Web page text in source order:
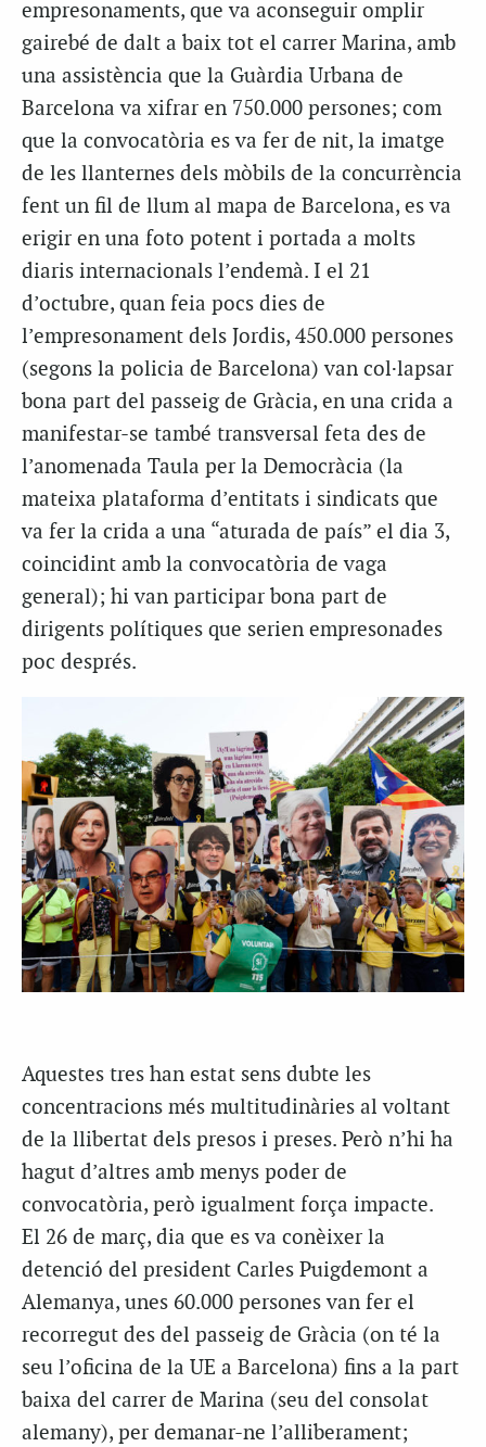
empresonaments, que va aconseguir omplir
gairebé de dalt a baix tot el carrer Marina, amb
una assistència que la Guàrdia Urbana de
Barcelona va xifrar en 750.000 persones; com
que la convocatòria es va fer de nit, la imatge
de les llanternes dels mòbils de la concurrència
fent un fil de llum al mapa de Barcelona, es va
erigir en una foto potent i portada a molts
diaris internacionals l’endemà. I el 21
d’octubre, quan feia pocs dies de
l’empresonament dels Jordis, 450.000 persones
(segons la policia de Barcelona) van col·lapsar
bona part del passeig de Gràcia, en una crida a
manifestar-se també transversal feta des de
l’anomenada Taula per la Democràcia (la
mateixa plataforma d’entitats i sindicats que
va fer la crida a una “aturada de país” el dia 3,
coincidint amb la convocatòria de vaga
general); hi van participar bona part de
dirigents polítiques que serien empresonades
poc després.
Aquestes tres han estat sens dubte les
concentracions més multitudinàries al voltant
de la llibertat dels presos i preses. Però n’hi ha
hagut d’altres amb menys poder de
convocatòria, però igualment força impacte.
El 26 de març, dia que es va conèixer la
detenció del president Carles Puigdemont a
Alemanya, unes 60.000 persones van fer el
recorregut des del passeig de Gràcia (on té la
seu l’oficina de la UE a Barcelona) fins a la part
baixa del carrer de Marina (seu del consolat
alemany), per demanar-ne l’alliberament;